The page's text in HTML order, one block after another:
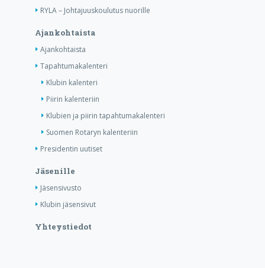
RYLA – Johtajuuskoulutus nuorille
Ajankohtaista
Ajankohtaista
Tapahtumakalenteri
Klubin kalenteri
Piirin kalenteriin
Klubien ja piirin tapahtumakalenteri
Suomen Rotaryn kalenteriin
Presidentin uutiset
Jäsenille
Jäsensivusto
Klubin jäsensivut
Yhteystiedot